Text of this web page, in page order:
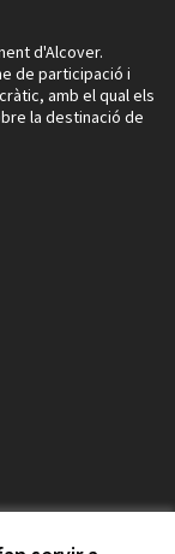
d'Alcover.
de participació i
amb el qual els
la destinació de